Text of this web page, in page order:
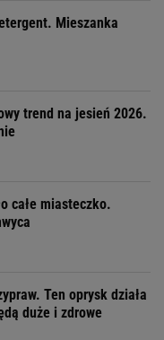
Mieszanka
trend na jesień 2026.
całe miasteczko.
Ten oprysk działa
duże i zdrowe